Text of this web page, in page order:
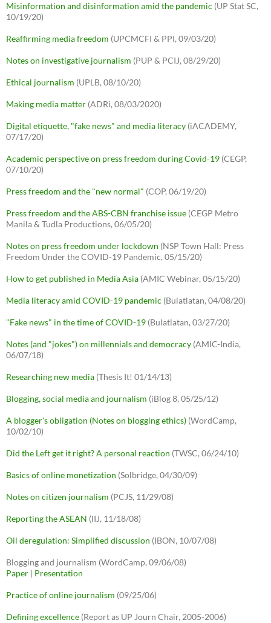
Misinformation and disinformation amid the pandemic (UP Stat SC,
10/19/20)
Reaffirming media freedom (UPCMCFI & PPI, 09/03/20)
Notes on investigative journalism (PUP & PCIJ, 08/29/20)
Ethical journalism (UPLB, 08/10/20)
Making media matter (ADRi, 08/03/2020)
Digital etiquette, "fake news" and media literacy (iACADEMY,
07/17/20)
Academic perspective on press freedom during Covid-19 (CEGP,
07/10/20)
Press freedom and the "new normal" (COP, 06/19/20)
Press freedom and the ABS-CBN franchise issue (CEGP Metro
Manila & Tudla Productions, 06/05/20)
Notes on press freedom under lockdown (NSP Town Hall: Press
Freedom Under the COVID-19 Pandemic, 05/15/20)
How to get published in Media Asia (AMIC Webinar, 05/15/20)
Media literacy amid COVID-19 pandemic (Bulatlatan, 04/08/20)
"Fake news" in the time of COVID-19 (Bulatlatan, 03/27/20)
Notes (and "jokes") on millennials and democracy (AMIC-India,
06/07/18)
Researching new media (Thesis It! 01/14/13)
Blogging, social media and journalism (iBlog 8, 05/25/12)
A blogger's obligation (Notes on blogging ethics) (WordCamp,
10/02/10)
Did the Left get it right? A personal reaction (TWSC, 06/24/10)
Basics of online monetization (Solbridge, 04/30/09)
Notes on citizen journalism (PCJS, 11/29/08)
Reporting the ASEAN (IIJ, 11/18/08)
Oil deregulation: Simplified discussion (IBON, 10/07/08)
Blogging and journalism (WordCamp, 09/06/08)
Paper | Presentation
Practice of online journalism (09/25/06)
Defining excellence (Report as UP Journ Chair, 2005-2006)